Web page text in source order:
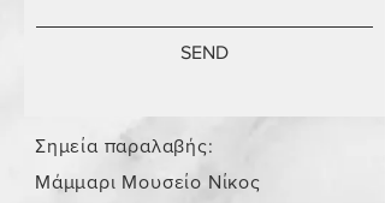
SEND
Σημεία παραλαβής:
Μάμμαρι Μουσείο Νίκος